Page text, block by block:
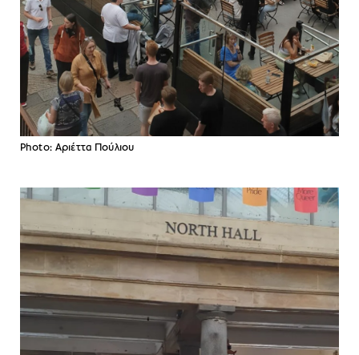
Photo: Αριέττα Πούλιου